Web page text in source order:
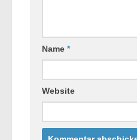
Name *
Website